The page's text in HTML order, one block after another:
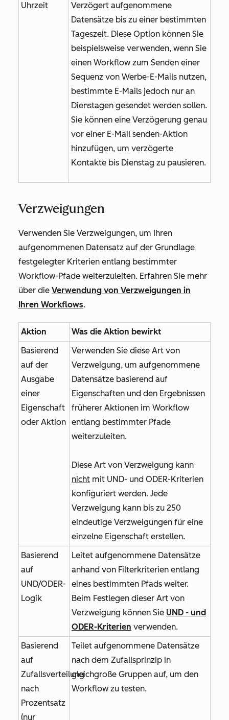
Uhrzeit
Verzögert aufgenommene
Datensätze bis zu einer bestimmten
Tageszeit. Diese Option können Sie
beispielsweise verwenden, wenn Sie
einen Workflow zum Senden einer
Sequenz von Werbe-E-Mails nutzen,
bestimmte E-Mails jedoch nur an
Dienstagen gesendet werden sollen.
Sie können eine Verzögerung genau
vor einer E-Mail senden-Aktion
hinzufügen, um verzögerte
Kontakte bis Dienstag zu pausieren.
Verzweigungen
Verwenden Sie Verzweigungen, um Ihren
aufgenommenen Datensatz auf der Grundlage
festgelegter Kriterien entlang bestimmter
Workflow-Pfade weiterzuleiten. Erfahren Sie mehr
über die Verwendung von Verzweigungen in
Ihren Workflows.
Aktion
Was die Aktion bewirkt
Basierend
auf der
Ausgabe
einer
Eigenschaft
oder Aktion
Verwenden Sie diese Art von
Verzweigung, um aufgenommene
Datensätze basierend auf
Eigenschaften und den Ergebnissen
früherer Aktionen im Workflow
entlang bestimmter Pfade
weiterzuleiten.
Diese Art von Verzweigung kann
nicht mit UND- und ODER-Kriterien
konfiguriert werden. Jede
Verzweigung kann bis zu 250
eindeutige Verzweigungen für eine
einzelne Eigenschaft erstellen.
Basierend
auf
UND/ODER-
Logik
Leitet aufgenommene Datensätze
anhand von Filterkriterien entlang
eines bestimmten Pfads weiter.
Beim Festlegen dieser Art von
Verzweigung können Sie UND - und
ODER-Kriterien verwenden.
Basierend
auf
Zufallsverteilung
nach
Prozentsatz
(nur
Teilet aufgenommene Datensätze
nach dem Zufallsprinzip in
gleichgroße Gruppen auf, um den
Workflow zu testen.